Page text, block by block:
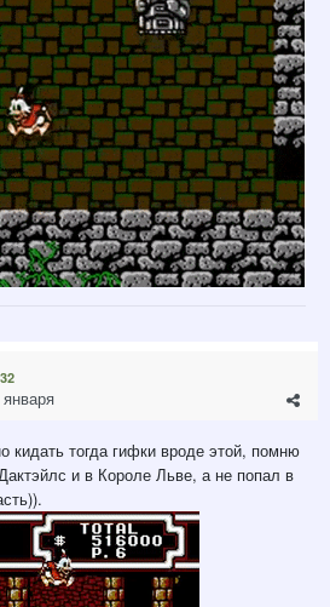
кидать тогда гифки вроде этой, помню
и в Короле Льве, а не попал в